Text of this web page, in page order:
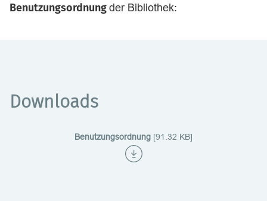
Benutzungsordnungder Bibliothek:
Downloads
Benutzungsordnung [91.32 KB]